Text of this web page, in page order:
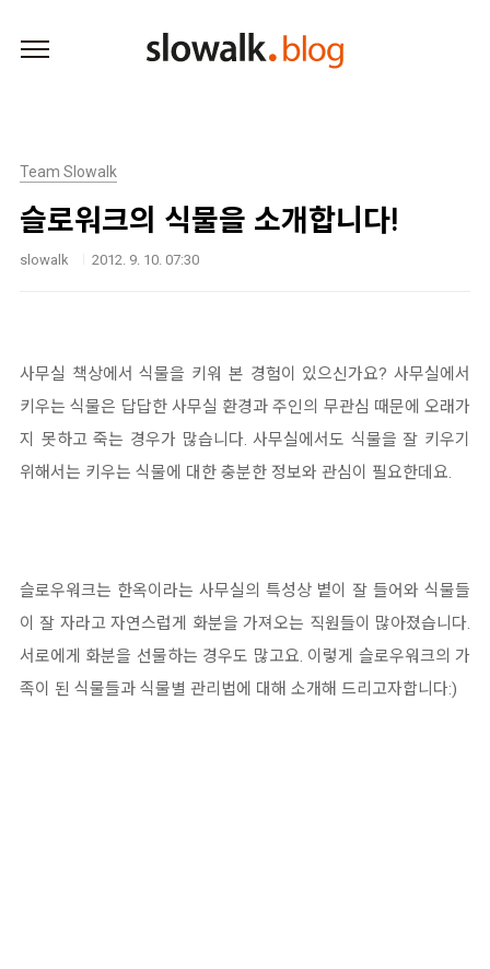
Team Slowalk
슬로워크의 식물을 소개합니다!
slowalk 2012. 9. 10. 07:30
사무실 책상에서 식물을 키워 본 경험이 있으신가요? 사무실에서
키우는 식물은 답답한 사무실 환경과 주인의 무관심 때문에 오래가
지 못하고 죽는 경우가 많습니다. 사무실에서도 식물을 잘 키우기
위해서는 키우는 식물에 대한 충분한 정보와 관심이 필요한데요.
슬로우워크는 한옥이라는 사무실의 특성상 볕이 잘 들어와 식물들
이 잘 자라고 자연스럽게 화분을 가져오는 직원들이 많아졌습니다.
서로에게 화분을 선물하는 경우도 많고요. 이렇게 슬로우워크의 가
족이 된 식물들과 식물별 관리법에 대해 소개해 드리고자합니다:)